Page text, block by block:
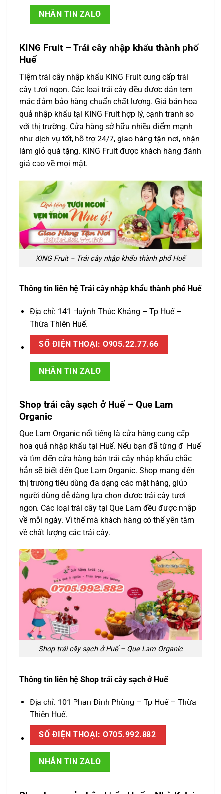
NHẮN TIN ZALO
KING Fruit – Trái cây nhập khẩu thành phố
Huế
Tiệm trái cây nhập khẩu KING Fruit cung cấp trái
cây tươi ngon. Các loại trái cây đều được dán tem
mác đảm bảo hàng chuẩn chất lượng. Giá bán hoa
quả nhập khẩu tại KING Fruit hợp lý, cạnh tranh so
với thị trường. Cửa hàng sở hữu nhiều điểm mạnh
như dịch vụ tốt, hỗ trợ 24/7, giao hàng tận nơi, nhận
làm giỏ quà tặng. KING Fruit được khách hàng đánh
giá cao về mọi mặt.
KING Fruit – Trái cây nhập khẩu thành phố Huế
Thông tin liên hệ Trái cây nhập khẩu thành phố Huế
Địa chỉ: 141 Huỳnh Thúc Kháng – Tp Huế –
Thừa Thiên Huế.
SỐ ĐIỆN THOẠI: O905.22.77.66
NHẮN TIN ZALO
Shop trái cây sạch ở Huế – Que Lam
Organic
Que Lam Organic nổi tiếng là cửa hàng cung cấp
hoa quả nhập khẩu tại Huế. Nếu bạn đã từng đi Huế
và tìm đến cửa hàng bán trái cây nhập khẩu chắc
hẳn sẽ biết đến Que Lam Organic. Shop mang đến
thị trường tiêu dùng đa dạng các mặt hàng, giúp
người dùng dễ dàng lựa chọn được trái cây tươi
ngon. Các loại trái cây tại Que Lam đều được nhập
về mỗi ngày. Vì thế mà khách hàng có thể yên tâm
về chất lượng các trái cây.
Shop trái cây sạch ở Huế – Que Lam Organic
Thông tin liên hệ Shop trái cây sạch ở Huế
Địa chỉ: 101 Phan Đình Phùng – Tp Huế – Thừa
Thiên Huế.
SỐ ĐIỆN THOẠI: O705.992.882
NHẮN TIN ZALO